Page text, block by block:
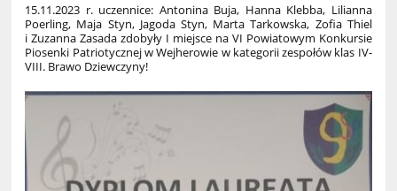
15.11.2023 r. uczennice: Antonina Buja, Hanna Klebba, Lilianna
Poerling, Maja Styn, Jagoda Styn, Marta Tarkowska, Zofia Thiel
i Zuzanna Zasada zdobyły I miejsce na VI Powiatowym Konkursie
Piosenki Patriotycznej w Wejherowie w kategorii zespołów klas IV-
VIII. Brawo Dziewczyny!